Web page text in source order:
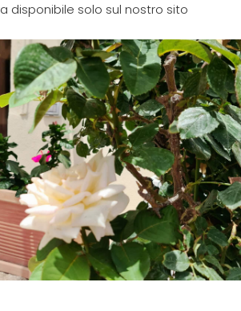
disponibile solo sul nostro sito